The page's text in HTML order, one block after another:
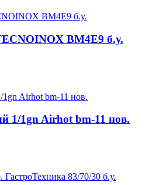
ВМ4Е9 б.у.
1/1gn Airhot bm-11 нов.